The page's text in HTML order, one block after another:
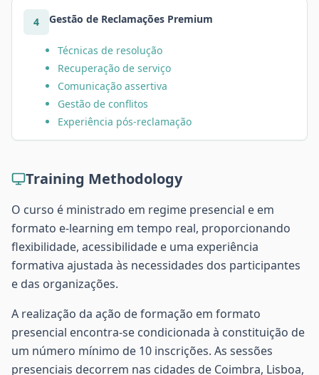
4 Gestão de Reclamações Premium
Técnicas de resolução
Recuperação de serviço
Comunicação assertiva
Gestão de conflitos
Experiência pós-reclamação
Training Methodology
O curso é ministrado em regime presencial e em
formato e-learning em tempo real, proporcionando
flexibilidade, acessibilidade e uma experiência
formativa ajustada às necessidades dos participantes
e das organizações.
A realização da ação de formação em formato
presencial encontra-se condicionada à constituição de
um número mínimo de 10 inscrições. As sessões
presenciais decorrem nas cidades de Coimbra, Lisboa,